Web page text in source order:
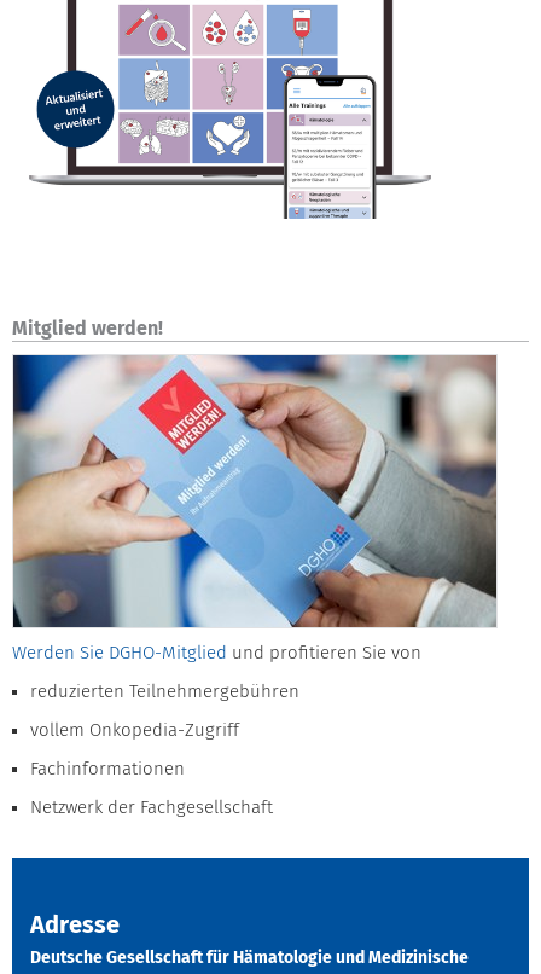
Mitglied werden!
Werden Sie DGHO-Mitglied und profitieren Sie von
reduzierten Teilnehmergebühren
vollem Onkopedia-Zugriff
Fachinformationen
Netzwerk der Fachgesellschaft
Adresse
Deutsche Gesellschaft für Hämatologie und Medizinische